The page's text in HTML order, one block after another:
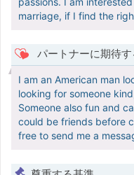
marriage, if I find the
パートナーに期待す
I am an American man
looking for someone
Someone also fun and
could be friends before
free to send me a